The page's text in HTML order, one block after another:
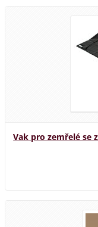
Vak pro zemřelé se